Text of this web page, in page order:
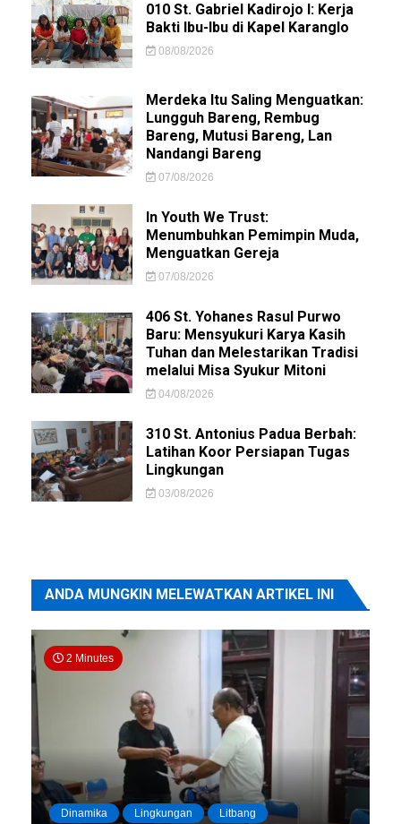
010 St. Gabriel Kadirojo I: Kerja
Bakti Ibu-Ibu di Kapel Karanglo
08/08/2026
Merdeka Itu Saling Menguatkan:
Lungguh Bareng, Rembug
Bareng, Mutusi Bareng, Lan
Nandangi Bareng
07/08/2026
In Youth We Trust:
Menumbuhkan Pemimpin Muda,
Menguatkan Gereja
07/08/2026
406 St. Yohanes Rasul Purwo
Baru: Mensyukuri Karya Kasih
Tuhan dan Melestarikan Tradisi
melalui Misa Syukur Mitoni
04/08/2026
310 St. Antonius Padua Berbah:
Latihan Koor Persiapan Tugas
Lingkungan
03/08/2026
ANDA MUNGKIN MELEWATKAN ARTIKEL INI
2 Minutes
Dinamika Lingkungan Litbang